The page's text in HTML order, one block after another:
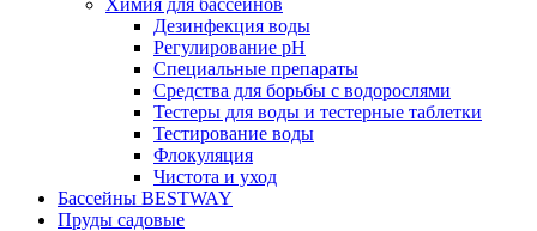
Химия для бассейнов
Дезинфекция воды
Регулирование pH
Специальные препараты
Средства для борьбы с водорослями
Тестеры для воды и тестерные таблетки
Тестирование воды
Флокуляция
Чистота и уход
Бассейны BESTWAY
Пруды садовые